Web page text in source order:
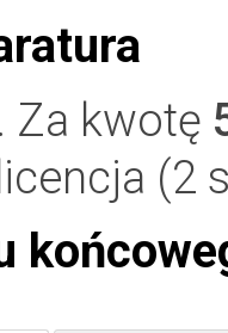
Za kwotę
(2